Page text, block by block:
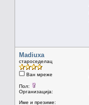
Madiuxa
староседелац
Ван мреже
Пол:
Организација:
Име и презиме: